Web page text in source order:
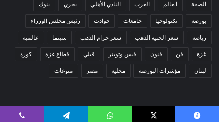
الصحة العالم العرب النادي الأهلي بحري بنوك
بورصة تكنولوجيا جامعات حوادث رئيس مجلس الوزراء
رياضة سعر الجنيه الذهب سعر جرام الذهب سينما عالمية
غزة فن فنون فيس وتويتر قبلي قطاع غزة كورة
لبنان مؤشرات البورصة محلية مصر منوعات